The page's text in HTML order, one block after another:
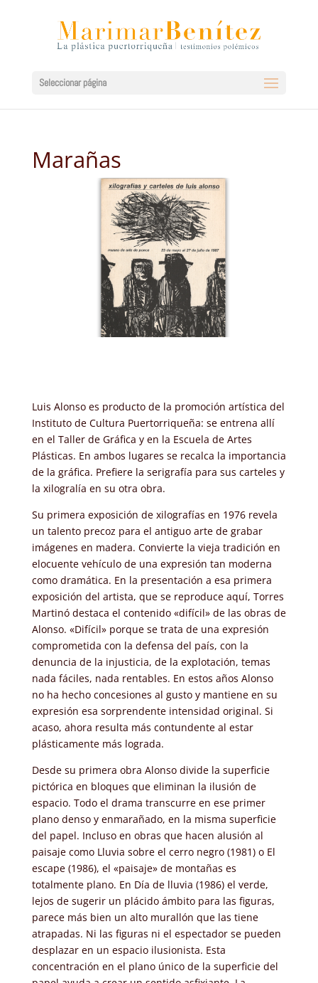
Seleccionar página
Marañas
Luis Alonso es producto de la promoción artística del
Instituto de Cultura Puertorriqueña: se entrena allí
en el Taller de Gráfica y en la Escuela de Artes
Plásticas. En ambos lugares se recalca la importancia
de la gráfica. Prefiere la serigrafía para sus carteles y
la xilogralía en su otra obra.
Su primera exposición de xilografías en 1976 revela
un talento precoz para el antiguo arte de grabar
imágenes en madera. Convierte la vieja tradición en
elocuente vehículo de una expresión tan moderna
como dramática. En la presentación a esa primera
exposición del artista, que se reproduce aquí, Torres
Martinó destaca el contenido «difícil» de las obras de
Alonso. «Difícil» porque se trata de una expresión
comprometida con la defensa del país, con la
denuncia de la injusticia, de la explotación, temas
nada fáciles, nada rentables. En estos años Alonso
no ha hecho concesiones al gusto y mantiene en su
expresión esa sorprendente intensidad original. Si
acaso, ahora resulta más contundente al estar
plásticamente más lograda.
Desde su primera obra Alonso divide la superficie
pictórica en bloques que eliminan la ilusión de
espacio. Todo el drama transcurre en ese primer
plano denso y enmarañado, en la misma superficie
del papel. Incluso en obras que hacen alusión al
paisaje como Lluvia sobre el cerro negro (1981) o El
escape (1986), el «paisaje» de montañas es
totalmente plano. En Día de lluvia (1986) el verde,
lejos de sugerir un plácido ámbito para las figuras,
parece más bien un alto murallón que las tiene
atrapadas. Ni las figuras ni el espectador se pueden
desplazar en un espacio ilusionista. Esta
concentración en el plano único de la superficie del